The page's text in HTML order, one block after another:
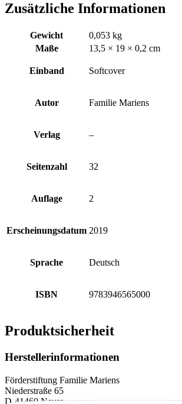
Zusätzliche Informationen
Gewicht
0,053 kg
Maße
13,5 × 19 × 0,2 cm
Einband Softcover
Autor Familie Mariens
Verlag –
Seitenzahl 32
Auflage 2
Erscheinungsdatum 2019
Sprache Deutsch
ISBN 9783946565000
Produktsicherheit
Herstellerinformationen
Förderstiftung Familie Mariens
Niederstraße 65
D-41460 Neuss